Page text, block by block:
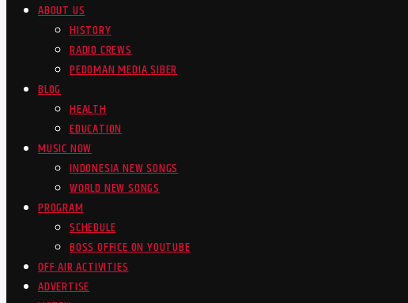
ABOUT US
HISTORY
RADIO CREWS
PEDOMAN MEDIA SIBER
BLOG
HEALTH
EDUCATION
MUSIC NOW
INDONESIA NEW SONGS
WORLD NEW SONGS
PROGRAM
SCHEDULE
BOSS OFFICE ON YOUTUBE
OFF AIR ACTIVITIES
ADVERTISE